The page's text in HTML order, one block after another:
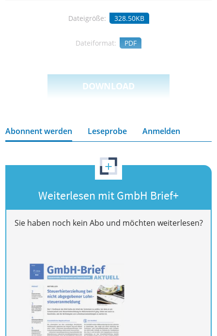
Dateigröße: 328.50KB
Dateiformat: PDF
DOWNLOAD
Abonnent werden Leseprobe Anmelden
+
Weiterlesen mit GmbH Brief+
Sie haben noch kein Abo und möchten weiterlesen?